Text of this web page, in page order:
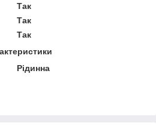
Так
Так
Так
Рідинна